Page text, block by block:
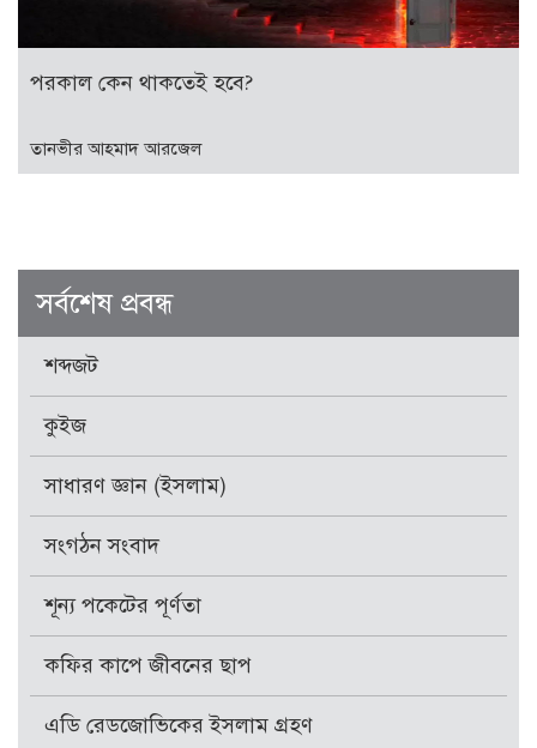
পরকাল কেন থাকতেই হবে?
তানভীর আহমাদ আরজেল
সর্বশেষ প্রবন্ধ
শব্দজট
কুইজ
সাধারণ জ্ঞান (ইসলাম)
সংগঠন সংবাদ
শূন্য পকেটের পূর্ণতা
কফির কাপে জীবনের ছাপ
এডি রেডজোভিকের ইসলাম গ্রহণ